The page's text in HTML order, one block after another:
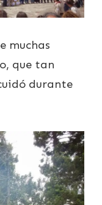
muchas
que tan
durante